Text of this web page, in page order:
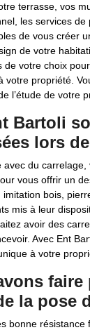
terrasse, vos
les services
de vous créer
de votre
votre choix
votre propriété.
l’étude de votre
Bartoli
lors
du
vous offrir un
bois,
mis à leur
avoir des
Avec Ent
à votre
faire
la pose
bonne résistance